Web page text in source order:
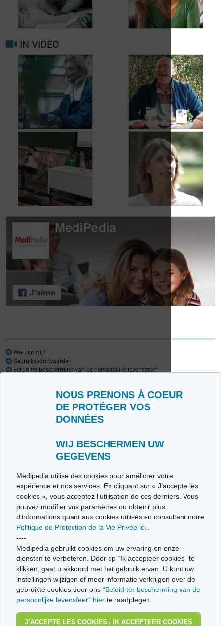
NOUS PRENONS À COEUR
DE PROTÉGER VOS
DONNÉES
WIJ BESCHERMEN UW
GEGEVENS
Medipedia utilise des cookies pour améliorer votre
expérience et nos services. En cliquant sur « J’accepte les
cookies », vous acceptez l’utilisation de ces derniers. Vous
pouvez modifier vos paramètres ou obtenir plus
d'informations quant aux cookies utilisés en consultant notre
Politique de Protection de la Vie Privée ici
----
Medipedia gebruikt cookies om uw ervaring en onze
diensten te verbeteren. Door op “Ik accepteer cookies” te
klikken, gaat u akkoord met het gebruik ervan. U kunt uw
instellingen wijzigen of meer informatie verkrijgen over de
gebruikte cookies door ons “Beleid ter bescherming van de
persoonlijke levensfeer” hier te raadplegen.
J’ACCEPTE LES COOKIES / IK ACCEPTEER COOKIES
bij migraine of
hoofdpijn?
Hoofdpijn dagelijks
voorkomen
Beter leven met
migraine in het
dagelijks leven
Trigger- en
risicofactoren voor
migraine en
hoofdpijn
IN VIDEO
Carole, 55 jaar,
vond een oplossing
urineverlies
Jean, 58 jaar,
geniet van het leven,
ondanks het feit dat
hij met urineverlies
kampt
Dag van de
Lymfoompatiënten:
Mariangela Fiorente,
ALWB
Lymfoompatiënten:
Prof. Virginie De
Wilde
Wie zijn wij?
Gebruiksvoorwaarden
Beleid ter bescherming van de persoonlijke levenssfeer
Ce site respecte les principes de la charte HON Code.
© Vivio sa, 2014-2026 - Tous droits réservés | Avenue Gustave Demeylaan 57 -
1160 Brussels